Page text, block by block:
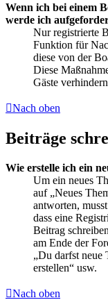
Wenn ich bei einem
werde ich
Nur registrierte
Funktion für
diese von der
Diese
Gäste
Nach oben
Beiträge
Wie erstelle ich ein
Um ein neues
auf „Neues
antworten,
dass eine
Beitrag
am Ende der
„Du darfst neue
erstellen“ usw.
Nach oben